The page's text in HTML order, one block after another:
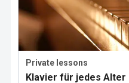
Private lessons
Klavier für jedes Alter